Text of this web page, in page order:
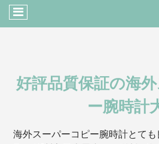
好評品質保証の海
ー腕時計
海外スーパーコピー腕時計とて